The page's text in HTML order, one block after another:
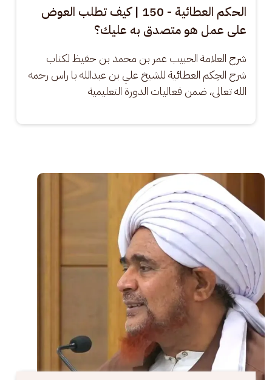
الحكم العطائية - 150 | كيف تطلب العوض
على عمل هو متصدق به عليك؟
شرح العلامة الحبيب عمر بن محمد بن حفيظ لكتاب
شرح الحِكم العطائية للشيخ علي بن عبدالله با راس رحمه
الله تعالى، ضمن فعاليات الدورة التعليمية
الصورة